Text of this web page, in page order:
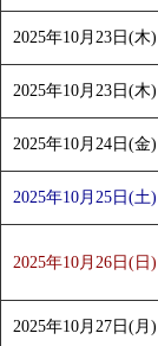
2025年10月23日(木)
2025年10月23日(木)
2025年10月24日(金)
2025年10月25日(土)
2025年10月26日(日)
2025年10月27日(月)